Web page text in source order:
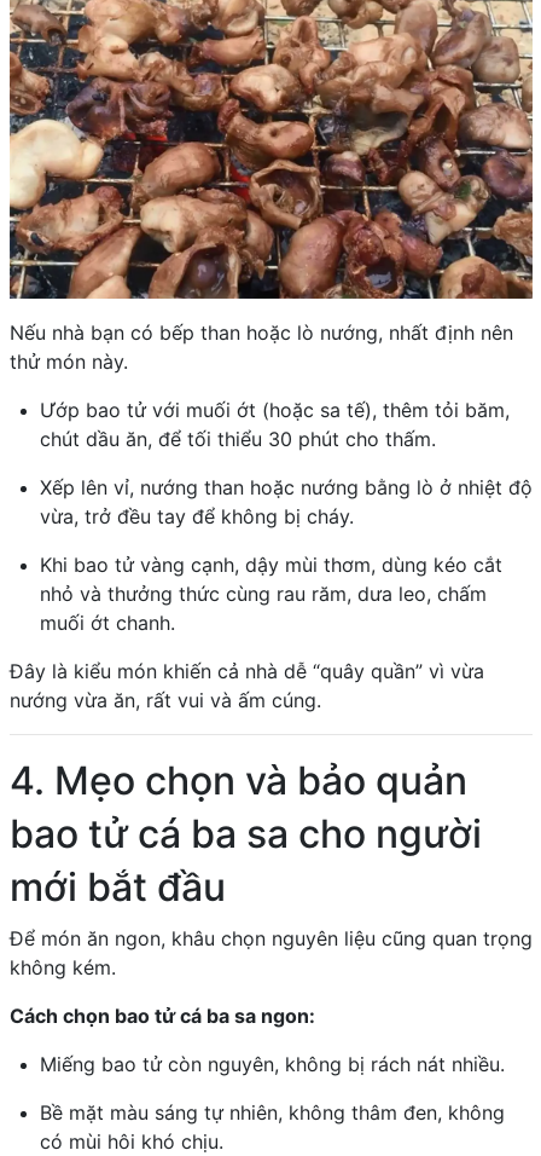
Nếu nhà bạn có bếp than hoặc lò nướng, nhất định nên
thử món này.
Ướp bao tử với muối ớt (hoặc sa tế), thêm tỏi băm,
chút dầu ăn, để tối thiểu 30 phút cho thấm.
Xếp lên vỉ, nướng than hoặc nướng bằng lò ở nhiệt độ
vừa, trở đều tay để không bị cháy.
Khi bao tử vàng cạnh, dậy mùi thơm, dùng kéo cắt
nhỏ và thưởng thức cùng rau răm, dưa leo, chấm
muối ớt chanh.
Đây là kiểu món khiến cả nhà dễ “quây quần” vì vừa
nướng vừa ăn, rất vui và ấm cúng.
4. Mẹo chọn và bảo quản
bao tử cá ba sa cho người
mới bắt đầu
Để món ăn ngon, khâu chọn nguyên liệu cũng quan trọng
không kém.
Cách chọn bao tử cá ba sa ngon:
Miếng bao tử còn nguyên, không bị rách nát nhiều.
Bề mặt màu sáng tự nhiên, không thâm đen, không
có mùi hôi khó chịu.